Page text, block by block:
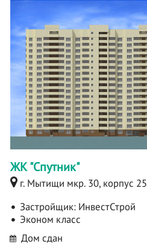
ЖК "Спутник"
г. Мытищи мкр. 30, корпус 25
Застройщик: ИнвестСтрой
Эконом класс
Дом сдан